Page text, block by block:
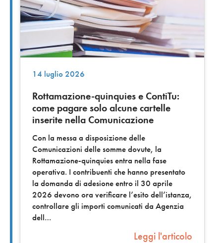
14 luglio 2026
Rottamazione-quinquies e ContiTu:
come pagare solo alcune cartelle
inserite nella Comunicazione
Con la messa a disposizione delle
Comunicazioni delle somme dovute, la
Rottamazione-quinquies entra nella fase
operativa. I contribuenti che hanno presentato
la domanda di adesione entro il 30 aprile
2026 devono ora verificare l’esito dell’istanza,
controllare gli importi comunicati da Agenzia
dell
Leggi l'articolo